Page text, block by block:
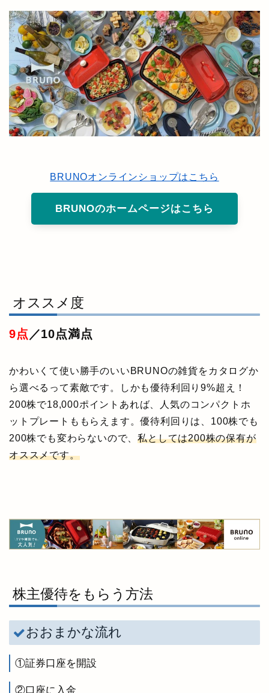
BRUNOオンラインショップはこちら
BRUNOのホームページはこちら
オススメ度
9点 ／10点満点
かわいくて使い勝手のいいBRUNOの雑貨をカタログか
ら選べるって素敵です。しかも優待利回り9%超え！
200株で18,000ポイントあれば、人気のコンパクトホ
ットプレートももらえます。優待利回りは、100株でも
200株でも変わらないので、私としては200株の保有が
オススメです。
株主優待をもらう方法
おおまかな流れ
①証券口座を開設
②口座に入金